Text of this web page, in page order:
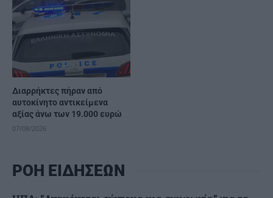
Διαρρήκτες πήραν από
αυτοκίνητο αντικείμενα
αξίας άνω των 19.000 ευρώ
07/08/2026
ΡΟΗ ΕΙΔΗΣΕΩΝ